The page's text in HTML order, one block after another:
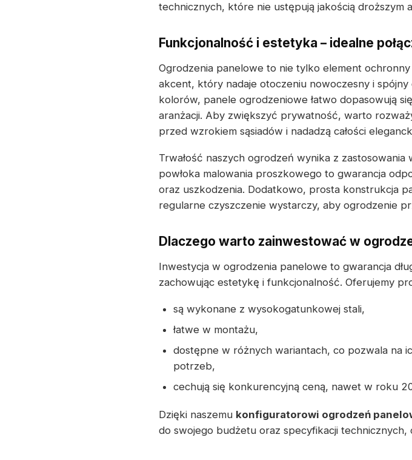
technicznych, które nie ustępują jakością droższym
Funkcjonalność i estetyka – idealne
Ogrodzenia panelowe to nie tylko element
akcent, który nadaje otoczeniu nowoczesny i
kolorów, panele ogrodzeniowe łatwo dopasowują
aranżacji. Aby zwiększyć prywatność, warto
przed wzrokiem sąsiadów i nadadzą całości
Trwałość naszych ogrodzeń wynika z
powłoka malowania proszkowego to gwarancja
oraz uszkodzenia. Dodatkowo, prosta konstrukcja
regularne czyszczenie wystarczy, aby ogrodzenie
Dlaczego warto zainwestować w
Inwestycja w ogrodzenia panelowe to gwarancja
zachowując estetykę i funkcjonalność. Oferujemy
są wykonane z wysokogatunkowej stali,
łatwe w montażu,
dostępne w różnych wariantach, co pozwala na
potrzeb,
cechują się konkurencyjną ceną, nawet w roku
Dzięki naszemu konfiguratorowi ogrodzeń
do swojego budżetu oraz specyfikacji